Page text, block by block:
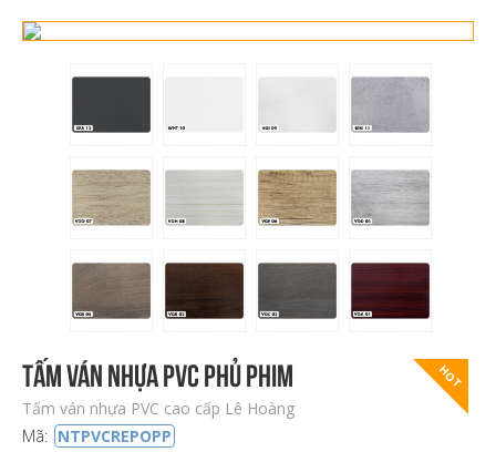
HOT
Tấm ván nhựa PVC Phủ Phim
Tấm ván nhựa PVC cao cấp Lê Hoàng
Mã: NTPVCREPOPP